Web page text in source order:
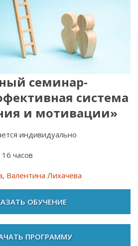
семинар-
система
и мотивации»
индивидуально
часов
, Валентина Лихачева
ОБУЧЕНИЕ
ПРОГРАММУ